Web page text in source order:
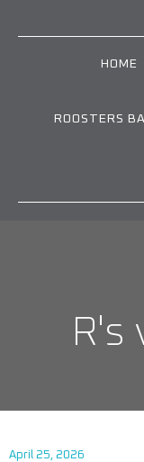
HOME
ROOSTERS
R's
April 25, 2026